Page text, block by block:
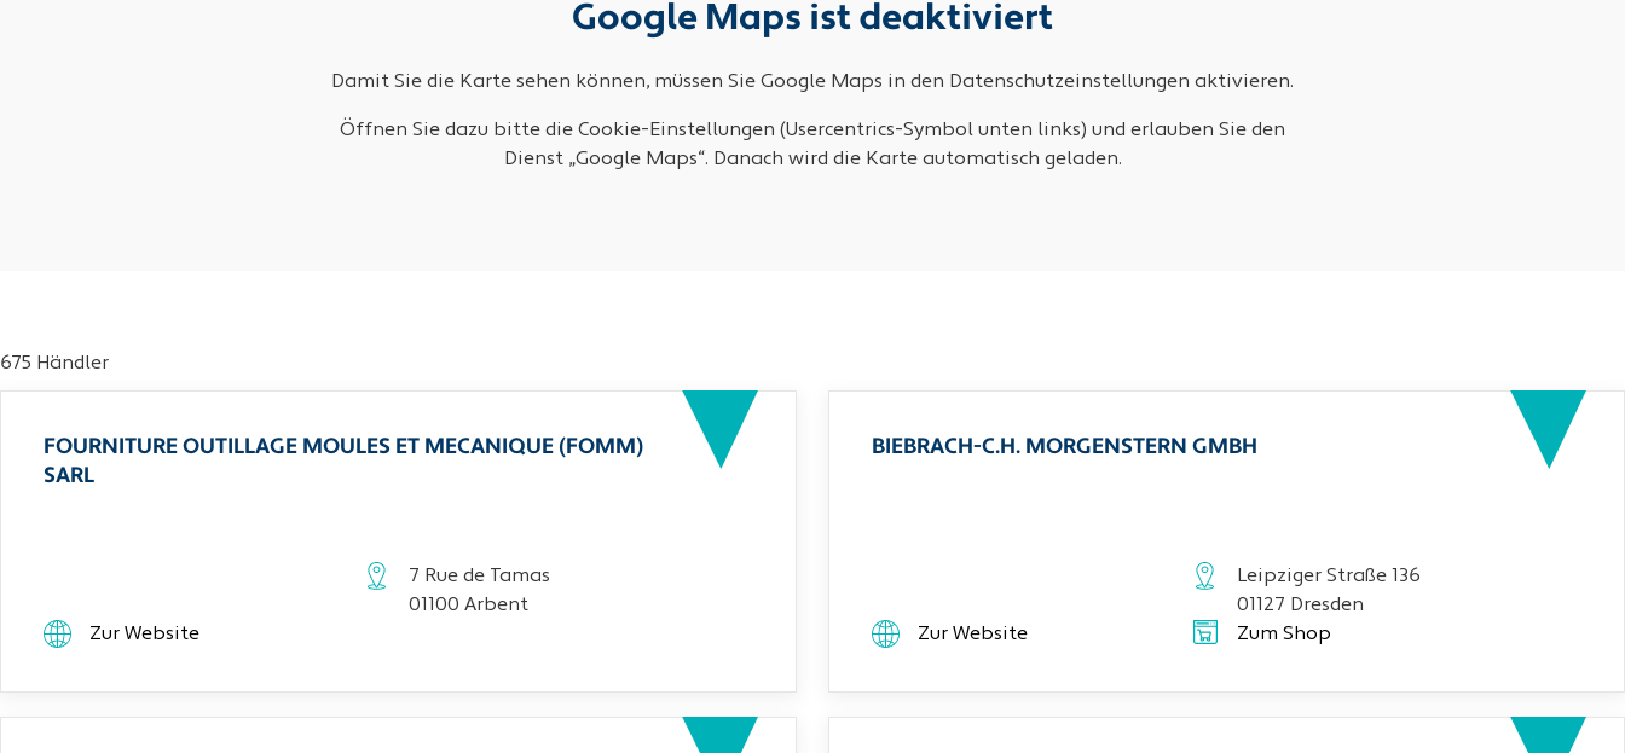
Google Maps ist deaktiviert
Damit Sie die Karte sehen können, müssen Sie Google Maps in den Datenschutzeinstellungen aktivieren.
Öffnen Sie dazu bitte die Cookie-Einstellungen (Usercentrics-Symbol unten links) und erlauben Sie den
Dienst „Google Maps“. Danach wird die Karte automatisch geladen.
675 Händler
FOURNITURE OUTILLAGE MOULES ET MECANIQUE (FOMM)
SARL
7 Rue de Tamas
01100 Arbent
Zur Website
BIEBRACH-C.H. MORGENSTERN GMBH
Leipziger Straße 136
01127 Dresden
Zur Website
Zum Shop